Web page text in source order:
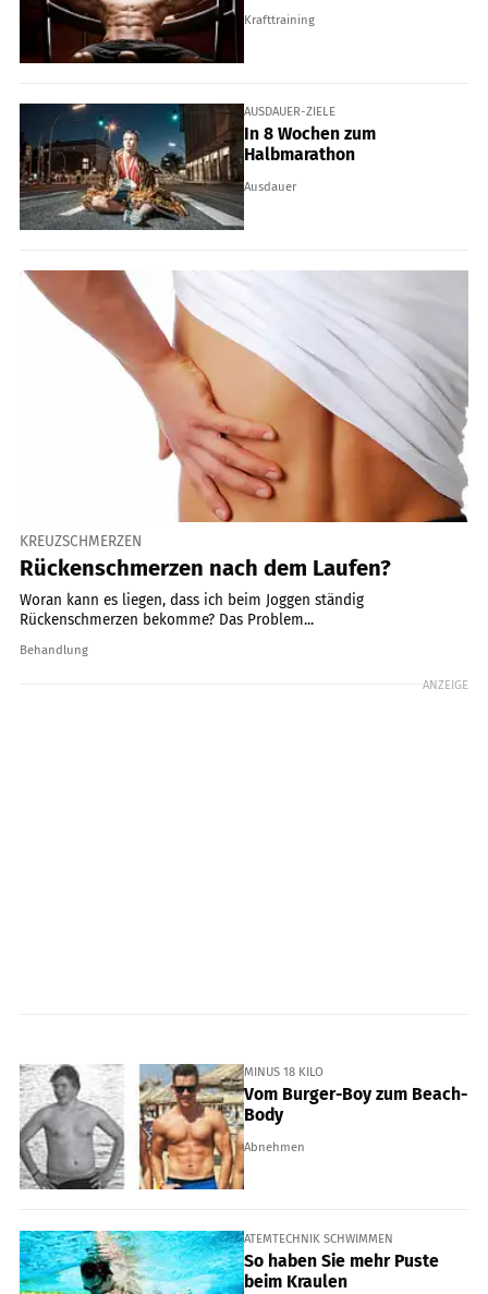
Krafttraining
AUSDAUER-ZIELE
In 8 Wochen zum
Halbmarathon
Ausdauer
KREUZSCHMERZEN
Rückenschmerzen nach dem Laufen?
Woran kann es liegen, dass ich beim Joggen ständig
Rückenschmerzen bekomme? Das Problem...
Behandlung
ANZEIGE
MINUS 18 KILO
Vom Burger-Boy zum Beach-
Body
Abnehmen
ATEMTECHNIK SCHWIMMEN
So haben Sie mehr Puste
beim Kraulen